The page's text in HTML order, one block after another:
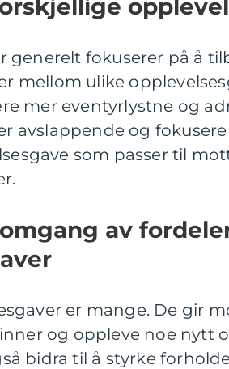
generelt fokuserer på å
mellom ulike
mer eventyrlystne og
avslappende og
som passer til
av
er mange. De gir
og oppleve noe nytt
bidra til å styrke